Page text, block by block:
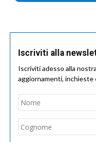
Iscriviti alla
Iscriviti adesso alla
aggiornamenti,
Nome